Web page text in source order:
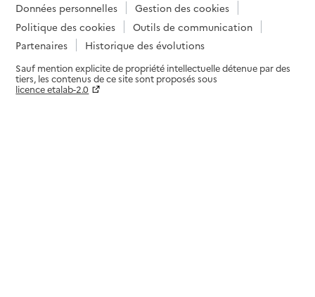
Données personnelles
Gestion des cookies
Politique des cookies
Outils de communication
Partenaires
Historique des évolutions
Sauf mention explicite de propriété intellectuelle détenue par des
tiers, les contenus de ce site sont proposés sous
licence etalab-2.0